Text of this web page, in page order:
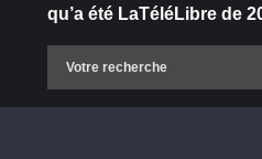
qu’a été LaTéléLibre de